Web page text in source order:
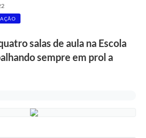
salas de aula na Escola
sempre em prol a